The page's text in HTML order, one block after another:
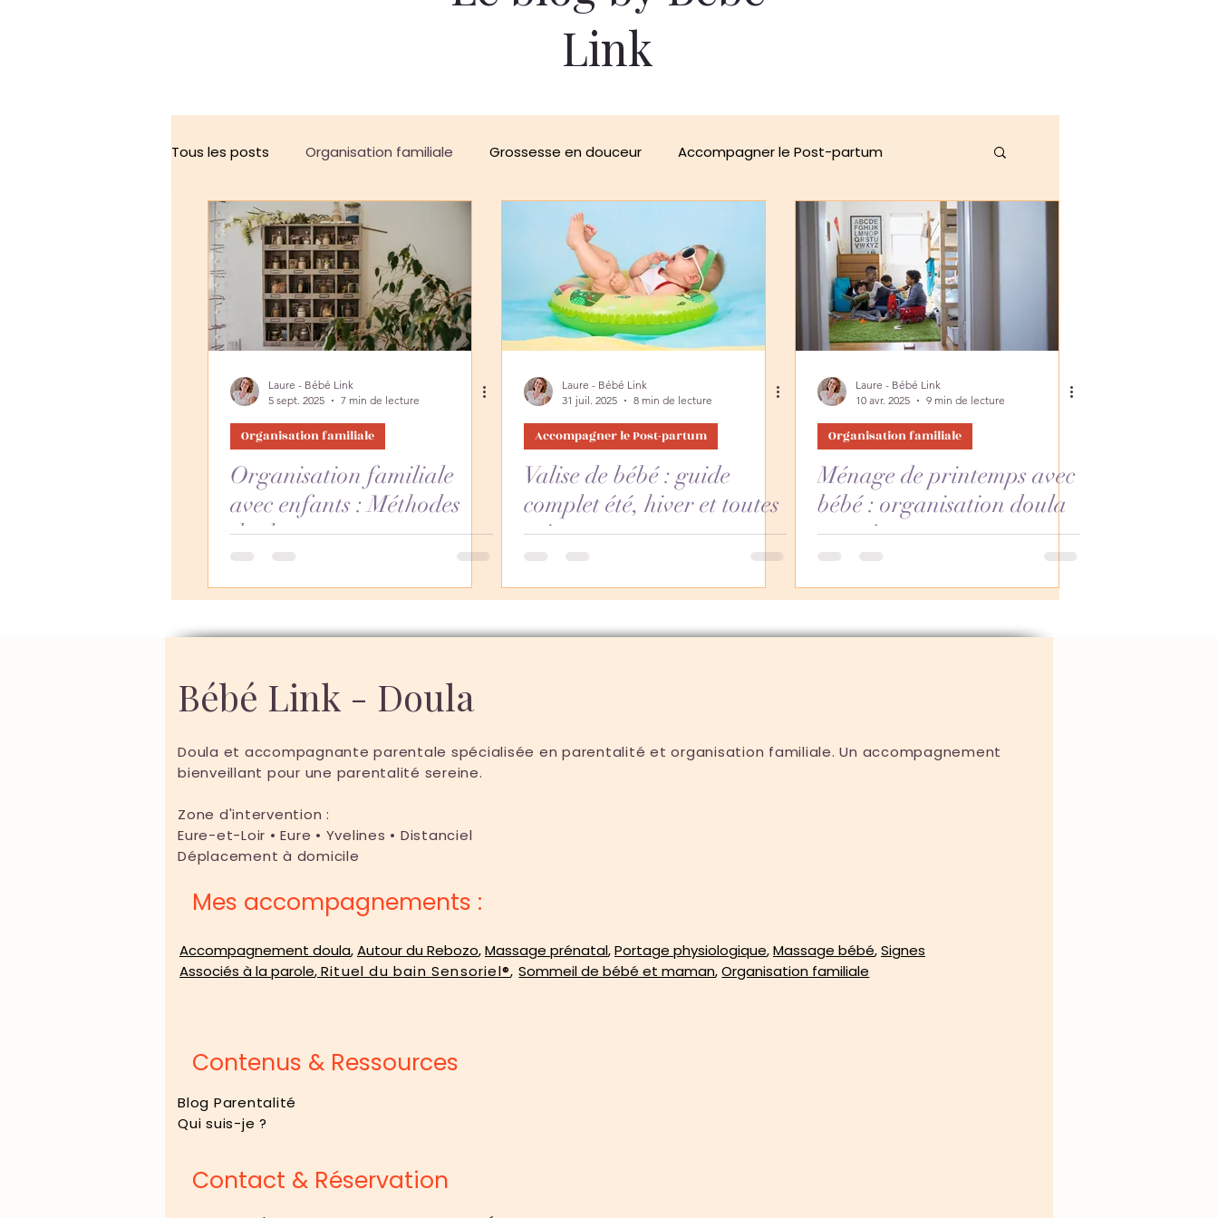
Link
Tous les posts Organisation familiale Grossesse en douceur Accompagner le Post-partum
Parentalité sereine Doula : un soutien précieux Au cœur des femmes Inspiration pour mamans
Laure - Bébé Link
5 sept. 2025
7 min de lecture
Organisation familiale
Organisation familiale
avec enfants : Méthodes
doula
Laure - Bébé Link
31 juil. 2025
8 min de lecture
Accompagner le Post-partum
Valise de bébé : guide
complet été, hiver et toutes
saisons
Laure - Bébé Link
10 avr. 2025
9 min de lecture
Organisation familiale
Ménage de printemps avec
bébé : organisation doula
pour jeunes parents
Bébé Link - Doula
Doula et accompagnante parentale spécialisée en parentalité et organisation familiale. Un accompagnement
bienveillant pour une parentalité sereine.
Zone d'intervention :
Eure-et-Loir • Eure • Yvelines • Distanciel
Déplacement à domicile
Mes accompagnements :
Accompagnement doula,Autour du Rebozo,Massage prénatal,Portage physiologique,Massage bébé,Signes
Associés à la parole,Rituel du bain Sensoriel®, Sommeil de bébé et maman,Organisation familiale
Contenus & Ressources
Blog Parentalité
Qui suis-je ?
Contact & Réservation